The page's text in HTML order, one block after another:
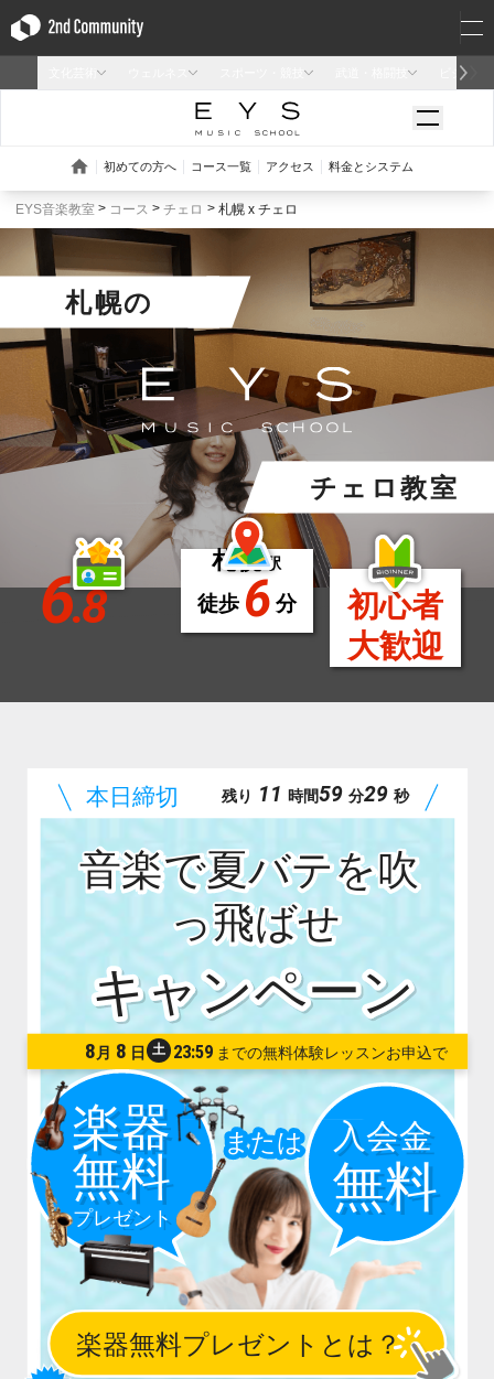
EYS音楽教室 コース チェロ 札幌 x チェロ
札幌の
チェロ教室
6.8
札幌駅
徒歩 6 分
初心者
大歓迎
音楽で夏バテを吹
っ飛ばせ
8 月 8 日 土23:59
残り 11 時間59 分27 秒